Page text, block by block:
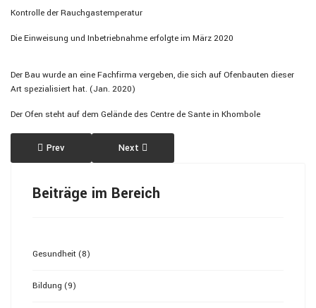
Kontrolle der Rauchgastemperatur
Die Einweisung und Inbetriebnahme erfolgte im März 2020
Der Bau wurde an eine Fachfirma vergeben, die sich auf Ofenbauten dieser
Art spezialisiert hat. (Jan. 2020)
Der Ofen steht auf dem Gelände des Centre de Sante in Khombole
Previous article: Poste de santé Pambal
Prev Next article: Case de santé Keur Banda
Next
Beiträge im Bereich
Gesundheit (8)
Bildung (9)